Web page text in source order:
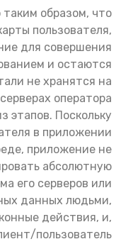
образом, что
пользователя,
для совершения
и остаются
не хранятся на
оператора
этапов. Поскольку
в приложении
приложение не
абсолютную
его серверов или
данных людьми,
действия, и,
пользователь